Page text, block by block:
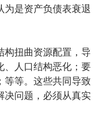
为是资产负债表衰退
构扭曲资源配置，导
、人口结构恶化；要
等等。这些共同导致
决问题，必须从真实